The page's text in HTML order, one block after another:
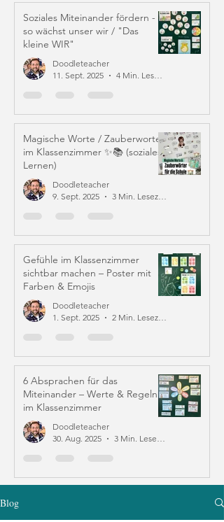
Soziales Miteinander fördern -
so wächst unser wir / "Das
kleine WIR"
Doodleteacher
11. Sept. 2025
4 Min. Lesezeit
Magische Worte / Zauberworte
im Klassenzimmer ✨📚 (soziales
Lernen)
Doodleteacher
9. Sept. 2025
3 Min. Lesezeit
Gefühle im Klassenzimmer
sichtbar machen – Poster mit
Farben & Emojis
Doodleteacher
1. Sept. 2025
2 Min. Lesezeit
6 Absprachen für das
Miteinander – Werte & Regeln
im Klassenzimmer
Doodleteacher
30. Aug. 2025
3 Min. Lesezeit
Blog